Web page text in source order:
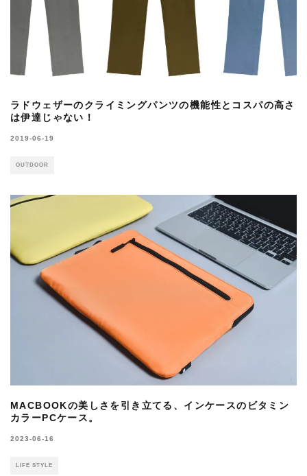
ラドウェザーのクライミングパンツの機能性とコスパの高さ
は伊達じゃない！
2019-06-19
OUTDOOR
MACBOOKの美しさを引き立てる、インケースのビタミン
カラーPCケース。
2023-06-16
LIFE STYLE